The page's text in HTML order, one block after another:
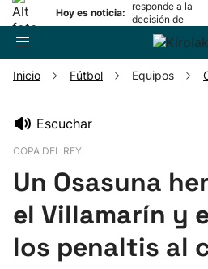
Hoy es noticia:
responde a la
decisión de
Oriamendi
Pelota
Remo
Inicio Fútbol Equipos
Escuchar
COPA DEL REY
Un Osasuna
el Villamarín y
los penaltis al